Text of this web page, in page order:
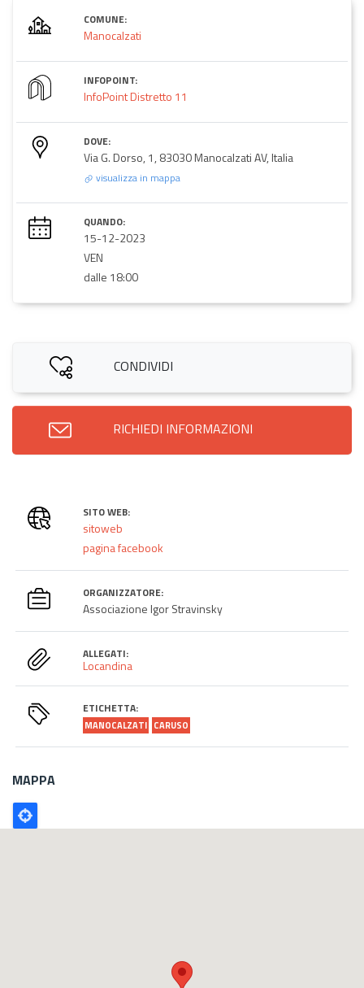
COMUNE:
Manocalzati
INFOPOINT:
InfoPoint Distretto 11
DOVE:
Via G. Dorso, 1, 83030 Manocalzati AV, Italia
visualizza in mappa
QUANDO:
15-12-2023
VEN
dalle 18:00
CONDIVIDI
RICHIEDI INFORMAZIONI
SITO WEB:
sitoweb
pagina facebook
ORGANIZZATORE:
Associazione Igor Stravinsky
ALLEGATI:
Locandina
ETICHETTA:
MANOCALZATI CARUSO
MAPPA
Poligono
GEO